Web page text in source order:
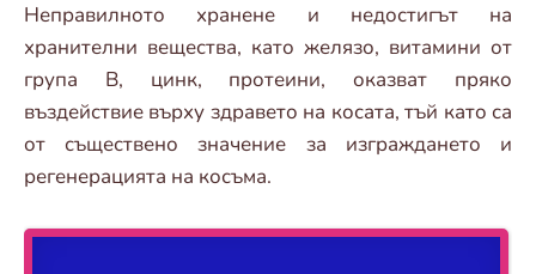
Неправилното хранене и недостигът на
хранителни вещества, като желязо, витамини от
група В, цинк, протеини, оказват пряко
въздействие върху здравето на косата, тъй като са
от съществено значение за изграждането и
регенерацията на косъма.